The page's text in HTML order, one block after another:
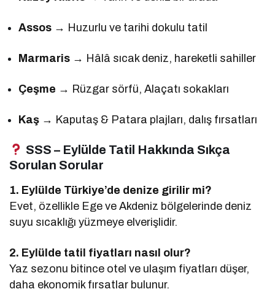
Assos → Huzurlu ve tarihi dokulu tatil
Marmaris → Hâlâ sıcak deniz, hareketli sahiller
Çeşme → Rüzgar sörfü, Alaçatı sokakları
Kaş → Kaputaş & Patara plajları, dalış fırsatları
SSS – Eylülde Tatil Hakkında Sıkça
Sorulan Sorular
1. Eylülde Türkiye’de denize girilir mi?
Evet, özellikle Ege ve Akdeniz bölgelerinde deniz
suyu sıcaklığı yüzmeye elverişlidir.
2. Eylülde tatil fiyatları nasıl olur?
Yaz sezonu bitince otel ve ulaşım fiyatları düşer,
daha ekonomik fırsatlar bulunur.